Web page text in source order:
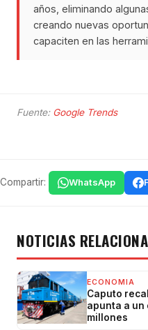
años, eliminando
creando nuevas
capaciten en las
Fuente: Google Trends
Compartir: WhatsApp
NOTICIAS
ECONOMIA
Caputo
apunta a un
millones